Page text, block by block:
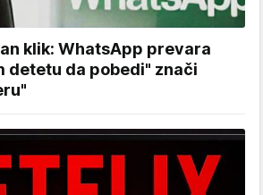
klik: WhatsApp prevara
detetu da pobedi" znači